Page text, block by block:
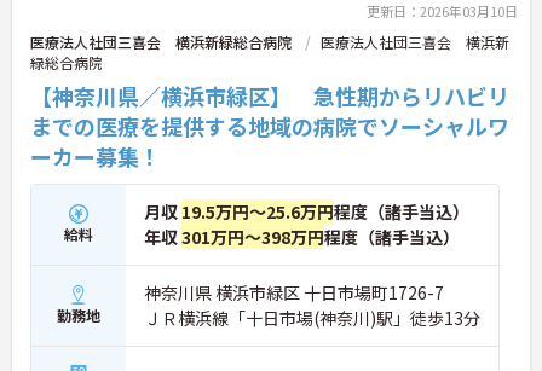
更新日：2026年03月10日
医療法人社団三喜会 横浜新緑総合病院
医療法人社団三喜会 横浜新
緑総合病院
【神奈川県／横浜市緑区】 急性期からリハビリ
までの医療を提供する地域の病院でソーシャルワ
ーカー募集！
給料
月収 19.5万円～25.6万円程度（諸手当込）
年収301万円～398万円程度（諸手当込）
勤務地
神奈川県 横浜市緑区 十日市場町1726-7
ＪＲ横浜線「十日市場(神奈川)駅」徒歩13分